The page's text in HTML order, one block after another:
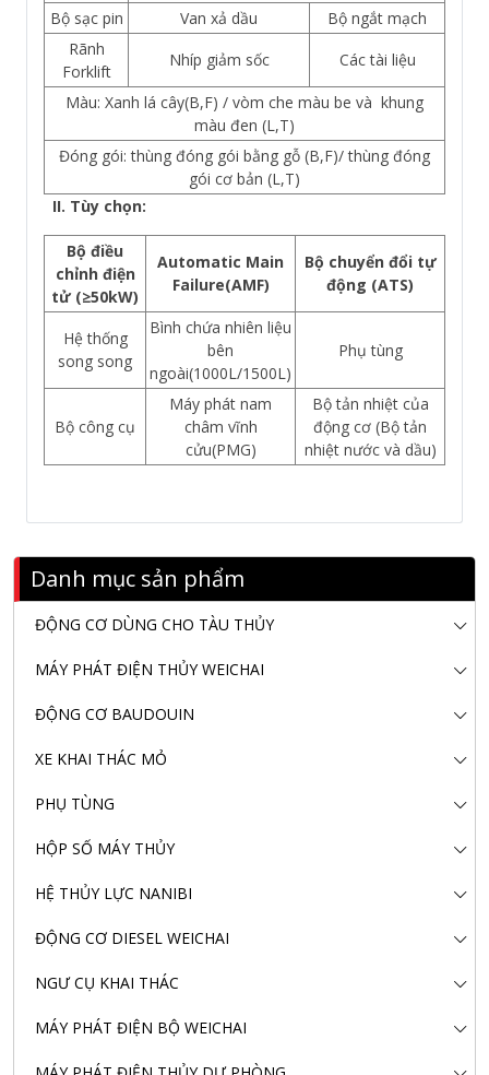
Danh mục sản phẩm
ĐỘNG CƠ DÙNG CHO TÀU THỦY
MÁY PHÁT ĐIỆN THỦY WEICHAI
ĐỘNG CƠ BAUDOUIN
XE KHAI THÁC MỎ
PHỤ TÙNG
HỘP SỐ MÁY THỦY
HỆ THỦY LỰC NANIBI
ĐỘNG CƠ DIESEL WEICHAI
NGƯ CỤ KHAI THÁC
MÁY PHÁT ĐIỆN BỘ WEICHAI
Bộ sạc pin Van xả dầu
Bộ ngắt mạch
Rãnh
Forklift
Nhíp giảm sốc Các tài liệu
Màu: Xanh lá cây(B,F) / vòm che màu be và khung
màu đen (L,T)
Đóng gói: thùng đóng gói bằng gỗ (B,F)/ thùng đóng
gói cơ bản (L,T)
II. Tùy chọn:
Bộ điều
chỉnh điện
tử (≥50kW)
Automatic Main
Failure(AMF)
Bộ chuyển đổi tự
động (ATS)
Hệ thống
song song
Bình chứa nhiên liệu
bên
ngoài(1000L/1500L)
Phụ tùng
Bộ công cụ
Máy phát nam
châm vĩnh
cửu(PMG)
Bộ tản nhiệt của
động cơ (Bộ tản
nhiệt nước và dầu)